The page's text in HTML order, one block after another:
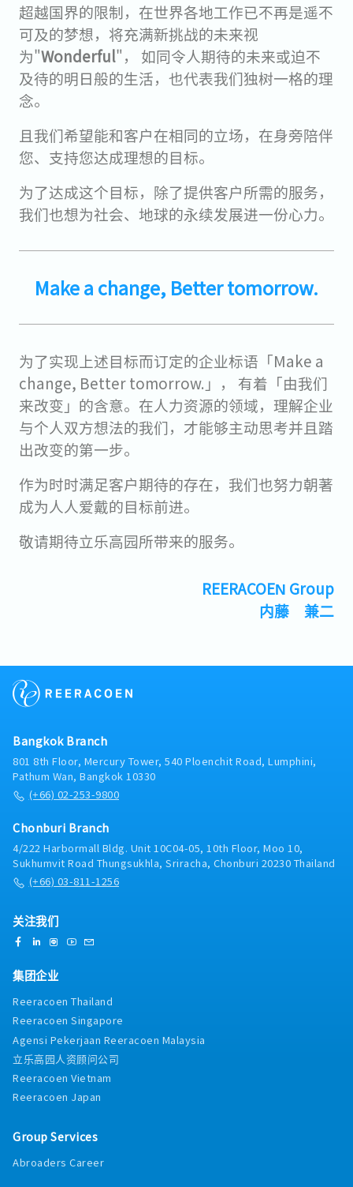
超越国界的限制，在世界各地工作已不再是遥不
可及的梦想，将充满新挑战的未来视
为"Wonderful"， 如同令人期待的未来或迫不
及待的明日般的生活，也代表我们独树一格的理
念。
且我们希望能和客户在相同的立场，在身旁陪伴
您、支持您达成理想的目标。
为了达成这个目标，除了提供客户所需的服务，
我们也想为社会、地球的永续发展进一份心力。
Make a change, Better tomorrow.
为了实现上述目标而订定的企业标语「Make a
change, Better tomorrow.」， 有着「由我们
来改变」的含意。在人力资源的领域，理解企业
与个人双方想法的我们，才能够主动思考并且踏
出改变的第一步。
作为时时满足客户期待的存在，我们也努力朝著
成为人人爱戴的目标前进。
敬请期待立乐高园所带来的服务。
REERACOEN Group
内藤 兼二
Bangkok Branch
801 8th Floor, Mercury Tower, 540 Ploenchit Road, Lumphini,
Pathum Wan, Bangkok 10330
(+66) 02-253-9800
Chonburi Branch
4/222 Harbormall Bldg. Unit 10C04-05, 10th Floor, Moo 10,
Sukhumvit Road Thungsukhla, Sriracha, Chonburi 20230 Thailand
(+66) 03-811-1256
关注我们
集团企业
Reeracoen Thailand
Reeracoen Singapore
Agensi Pekerjaan Reeracoen Malaysia
立乐高园人资顾问公司
Reeracoen Vietnam
Reeracoen Japan
Group Services
Abroaders Career